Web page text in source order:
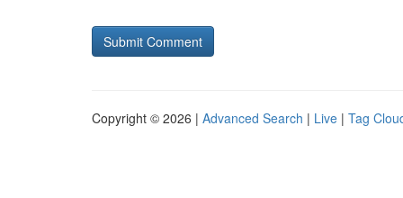
Copyright © 2026 | Advanced Search | Live | Tag